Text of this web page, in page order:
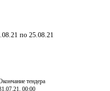
по 25.08.21
тендера
00:00